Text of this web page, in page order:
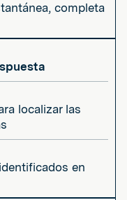
completa
localizar las
en